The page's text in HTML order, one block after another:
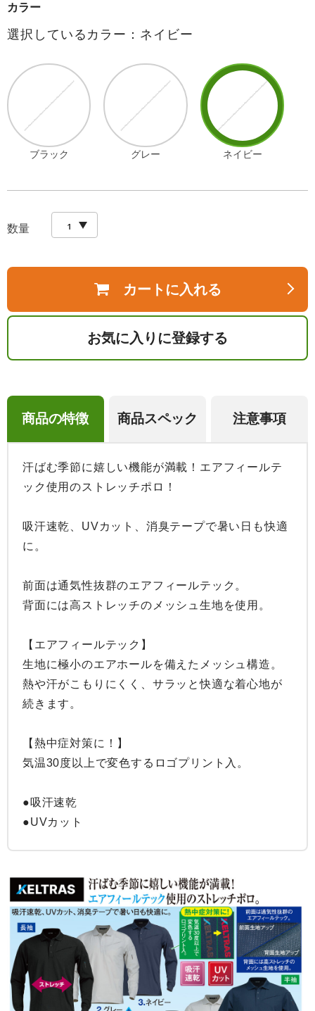
カラー
選択しているカラー：ネイビー
ブラック グレー ネイビー
数量
カートに入れる
お気に入りに登録する
商品の特徴 商品スペック 注意事項
汗ばむ季節に嬉しい機能が満載！エアフィールテ
ック使用のストレッチポロ！
吸汗速乾、UVカット、消臭テープで暑い日も快適
に。
前面は通気性抜群のエアフィールテック。
背面には高ストレッチのメッシュ生地を使用。
【エアフィールテック】
生地に極小のエアホールを備えたメッシュ構造。
熱や汗がこもりにくく、サラッと快適な着心地が
続きます。
【熱中症対策に！】
気温30度以上で変色するロゴプリント入。
●吸汗速乾
●UVカット